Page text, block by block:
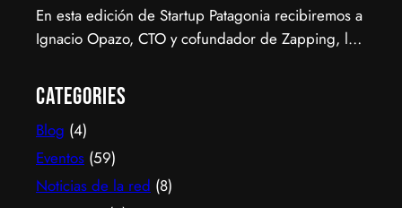
En esta edición de Startup Patagonia recibiremos a
Ignacio Opazo, CTO y cofundador de Zapping, la
que América Latina ve televisión. ​Zapping nació
con una idea simple y potente: ofrecer una
experiencia de TV por internet fluida, sin
decodificadores ni contratos, y hoy suma más de
600…
Categories
Blog (4)
Eventos (59)
Noticias de la red (8)